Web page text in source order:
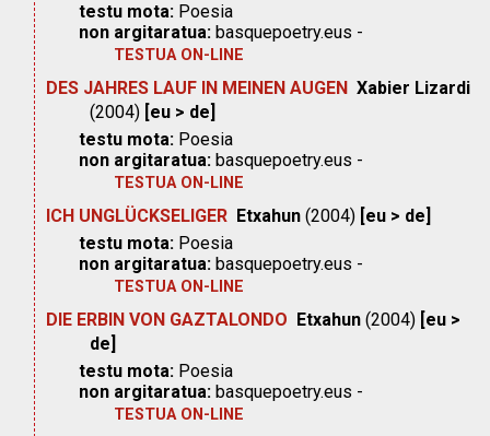
testu mota: Poesia
non argitaratua: basquepoetry.eus -
TESTUA ON-LINE
DES JAHRES LAUF IN MEINEN AUGEN Xabier Lizardi
(2004) [eu > de]
testu mota: Poesia
non argitaratua: basquepoetry.eus -
TESTUA ON-LINE
ICH UNGLÜCKSELIGER Etxahun (2004) [eu > de]
testu mota: Poesia
non argitaratua: basquepoetry.eus -
TESTUA ON-LINE
DIE ERBIN VON GAZTALONDO Etxahun (2004) [eu >
de]
testu mota: Poesia
non argitaratua: basquepoetry.eus -
TESTUA ON-LINE